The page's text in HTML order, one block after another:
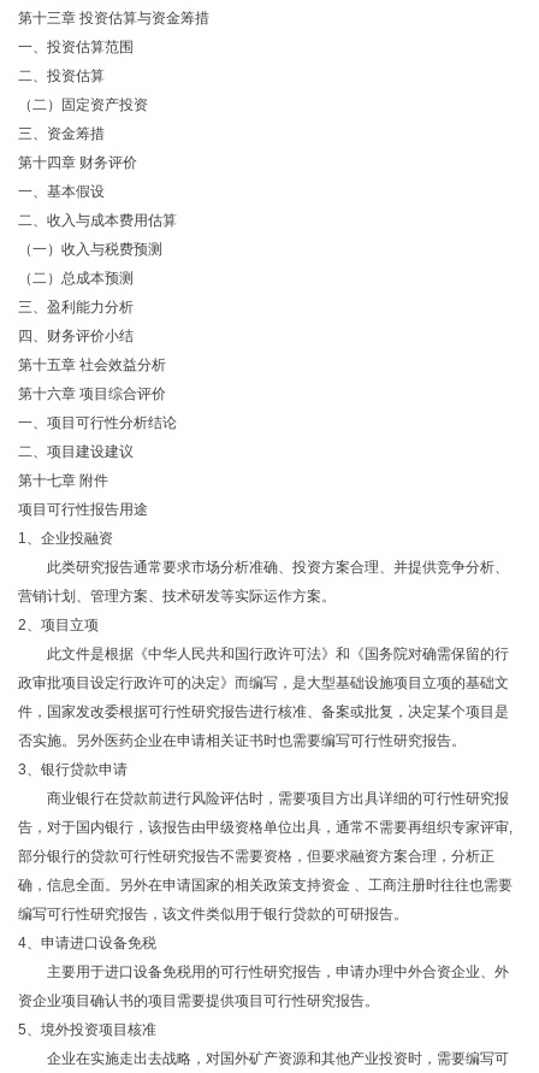
第十三章 投资估算与资金筹措
一、投资估算范围
二、投资估算
（二）固定资产投资
三、资金筹措
第十四章 财务评价
一、基本假设
二、收入与成本费用估算
（一）收入与税费预测
（二）总成本预测
三、盈利能力分析
四、财务评价小结
第十五章 社会效益分析
第十六章 项目综合评价
一、项目可行性分析结论
二、项目建设建议
第十七章 附件
项目可行性报告用途
1、企业投融资
此类研究报告通常要求市场分析准确、投资方案合理、并提供竞争分析、
营销计划、管理方案、技术研发等实际运作方案。
2、项目立项
此文件是根据《中华人民共和国行政许可法》和《国务院对确需保留的行
政审批项目设定行政许可的决定》而编写，是大型基础设施项目立项的基础文
件，国家发改委根据可行性研究报告进行核准、备案或批复，决定某个项目是
否实施。另外医药企业在申请相关证书时也需要编写可行性研究报告。
3、银行贷款申请
商业银行在贷款前进行风险评估时，需要项目方出具详细的可行性研究报
告，对于国内银行，该报告由甲级资格单位出具，通常不需要再组织专家评审,
部分银行的贷款可行性研究报告不需要资格，但要求融资方案合理，分析正
确，信息全面。另外在申请国家的相关政策支持资金 、工商注册时往往也需要
编写可行性研究报告，该文件类似用于银行贷款的可研报告。
4、申请进口设备免税
主要用于进口设备免税用的可行性研究报告，申请办理中外合资企业、外
资企业项目确认书的项目需要提供项目可行性研究报告。
5、境外投资项目核准
企业在实施走出去战略，对国外矿产资源和其他产业投资时，需要编写可